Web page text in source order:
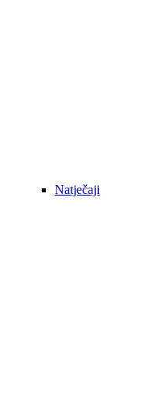
Natječaji